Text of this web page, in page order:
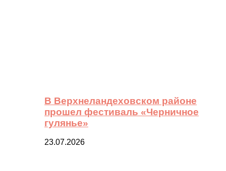
В Верхнеландеховском районе
прошел фестиваль «Черничное
гулянье»
23.07.2026